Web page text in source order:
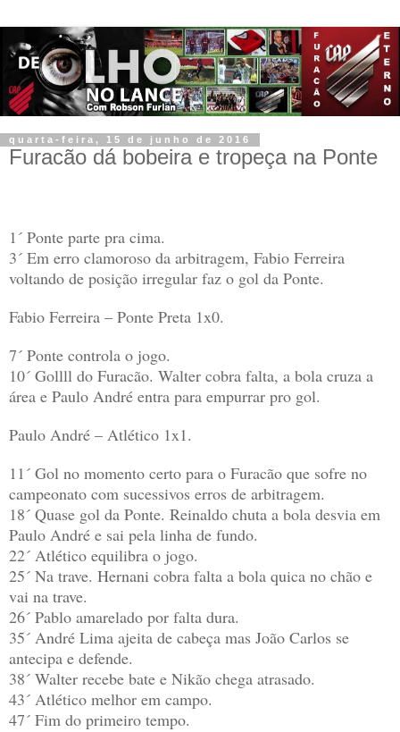
quarta-feira, 15 de junho de 2016
Furacão dá bobeira e tropeça na Ponte
1´ Ponte parte pra cima.
3´ Em erro clamoroso da arbitragem, Fabio Ferreira
voltando de posição irregular faz o gol da Ponte.
Fabio Ferreira – Ponte Preta 1x0.
7´ Ponte controla o jogo.
10´ Gollll do Furacão. Walter cobra falta, a bola cruza a
área e Paulo André entra para empurrar pro gol.
Paulo André – Atlético 1x1.
11´ Gol no momento certo para o Furacão que sofre no
campeonato com sucessivos erros de arbitragem.
18´ Quase gol da Ponte. Reinaldo chuta a bola desvia em
Paulo André e sai pela linha de fundo.
22´ Atlético equilibra o jogo.
25´ Na trave. Hernani cobra falta a bola quica no chão e
vai na trave.
26´ Pablo amarelado por falta dura.
35´ André Lima ajeita de cabeça mas João Carlos se
antecipa e defende.
38´ Walter recebe bate e Nikão chega atrasado.
43´ Atlético melhor em campo.
47´ Fim do primeiro tempo.